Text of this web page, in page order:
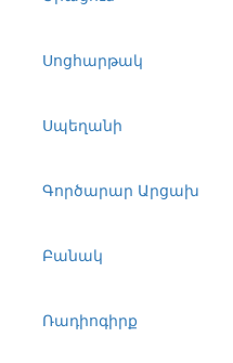
Սոցհարթակ
Սպեղանի
Գործարար Արցախ
Բանակ
Ռադիոգիրք